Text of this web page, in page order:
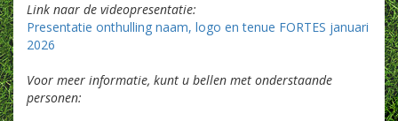
Link naar de videopresentatie:
Presentatie onthulling naam, logo en tenue FORTES januari
2026
Voor meer informatie, kunt u bellen met onderstaande
personen: